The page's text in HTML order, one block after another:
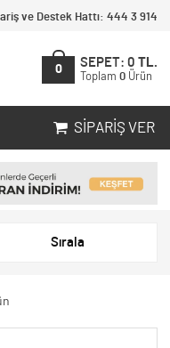
ve Destek Hattı: 444 3 914
0
SEPET: 0 TL.
Toplam 0 Ürün
SIPARIŞ VER
Sırala